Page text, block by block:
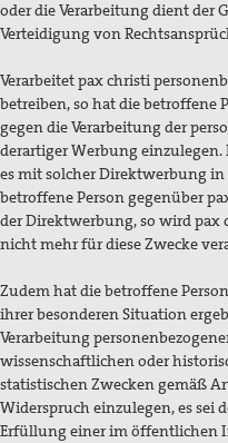
oder die Verarbeitung dient der
Verteidigung von
Verarbeitet pax christi
betreiben, so hat die betroffene
gegen die Verarbeitung der
derartiger Werbung
es mit solcher Direktwerbung
betroffene Person gegenüber
der Direktwerbung, so wird pax
nicht mehr für diese Zwecke
Zudem hat die betroffene
ihrer besonderen Situation
Verarbeitung
wissenschaftlichen oder
statistischen Zwecken gemäß
Widerspruch einzulegen, es sei
Erfüllung einer im öffentlichen